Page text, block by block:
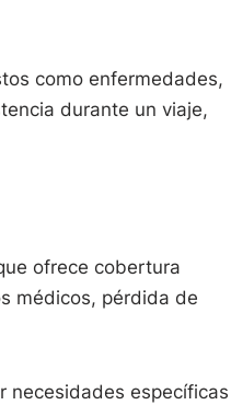
como enfermedades,
durante un viaje,
ofrece cobertura
médicos, pérdida de
necesidades